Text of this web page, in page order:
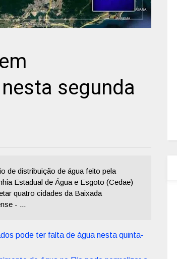
segunda
de distribuição de água feito pela
Estadual de Água e Esgoto (Cedae)
quatro cidades da Baixada
- ...
pode ter falta de água nesta quinta-